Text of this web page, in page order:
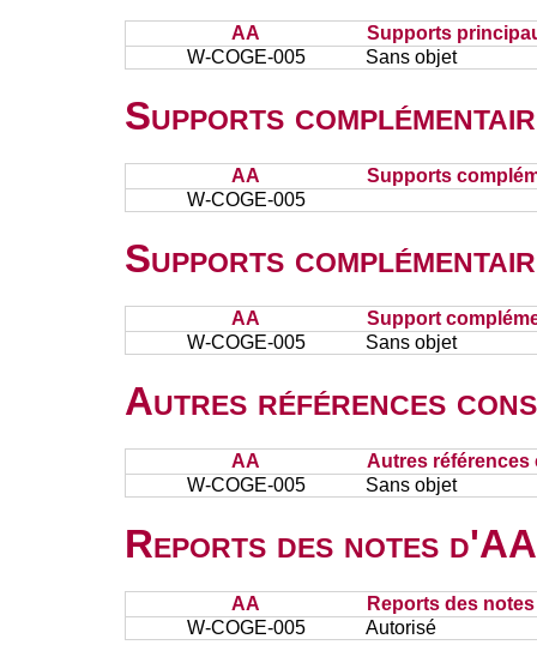
AA
Supports
W-COGE-005
Sans objet
Supports
AA
Supports
W-COGE-005
Supports
AA
Support
W-COGE-005
Sans objet
Autres références
AA
Autres références
W-COGE-005
Sans objet
Reports des notes
AA
Reports des
W-COGE-005
Autorisé